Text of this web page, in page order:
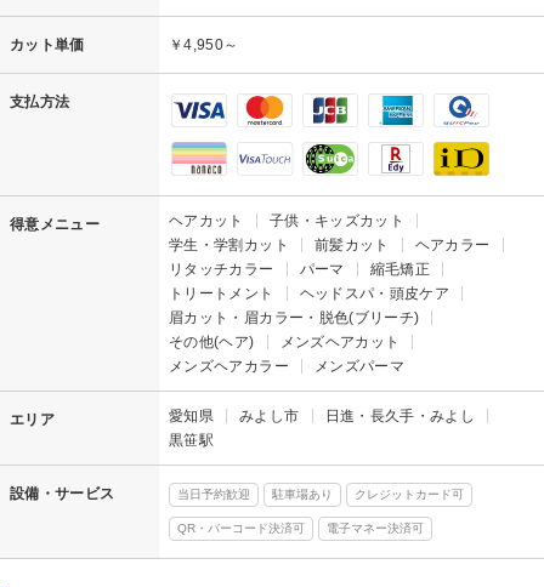
カット単価 ￥4,950～
支払方法
得意メニュー ヘアカット
子供・キッズカット
学生・学割カット
前髪カット
ヘアカラー
リタッチカラー
パーマ
縮毛矯正
トリートメント
ヘッドスパ・頭皮ケア
眉カット・眉カラー・脱色(ブリーチ)
その他(ヘア)
メンズヘアカット
メンズヘアカラー
メンズパーマ
エリア 愛知県 みよし市
日進・長久手・みよし
黒笹駅
設備・サービス 当日予約歓迎 駐車場あり クレジットカード可
QR・バーコード決済可 電子マネー決済可